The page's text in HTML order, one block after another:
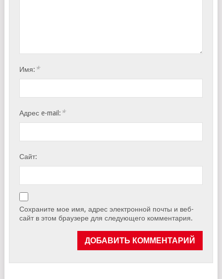
Имя: *
Адрес e-mail: *
Сайт:
Сохраните мое имя, адрес электронной почты и веб-
сайт в этом браузере для следующего комментария.